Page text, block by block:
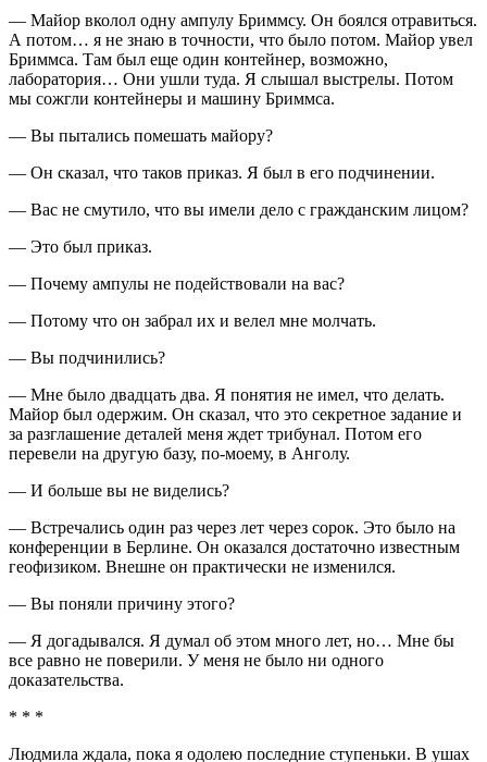
— Майор вколол одну ампулу Бриммсу. Он боялся отравиться.
А потом… я не знаю в точности, что было потом. Майор увел
Бриммса. Там был еще один контейнер, возможно,
лаборатория… Они ушли туда. Я слышал выстрелы. Потом
мы сожгли контейнеры и машину Бриммса.
— Вы пытались помешать майору?
— Он сказал, что таков приказ. Я был в его подчинении.
— Вас не смутило, что вы имели дело с гражданским лицом?
— Это был приказ.
— Почему ампулы не подействовали на вас?
— Потому что он забрал их и велел мне молчать.
— Вы подчинились?
— Мне было двадцать два. Я понятия не имел, что делать.
Майор был одержим. Он сказал, что это секретное задание и
за разглашение деталей меня ждет трибунал. Потом его
перевели на другую базу, по-моему, в Анголу.
— И больше вы не виделись?
— Встречались один раз через лет через сорок. Это было на
конференции в Берлине. Он оказался достаточно известным
геофизиком. Внешне он практически не изменился.
— Вы поняли причину этого?
— Я догадывался. Я думал об этом много лет, но… Мне бы
все равно не поверили. У меня не было ни одного
доказательства.
* * *
Людмила ждала, пока я одолею последние ступеньки. В ушах